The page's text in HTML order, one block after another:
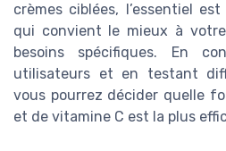
crèmes ciblées, l’essentiel
qui convient le mieux à
besoins spécifiques. En
utilisateurs et en testant
vous pourrez décider quelle
et de vitamine C est la plus